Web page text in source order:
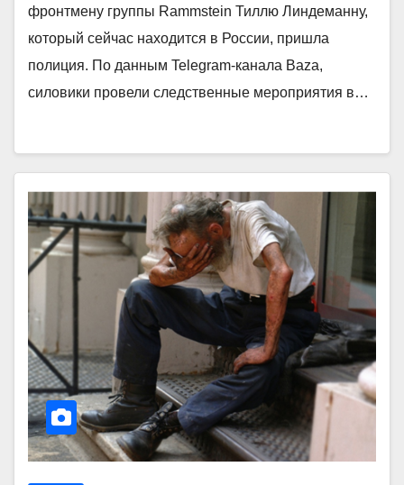
фронтмену группы Rammstein Тиллю Линдеманну,
который сейчас находится в России, пришла
полиция. По данным Telegram-канала Baza,
силовики провели следственные мероприятия в…